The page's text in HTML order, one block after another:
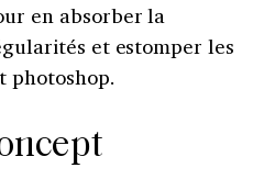
en absorber la
et estomper les
photoshop.